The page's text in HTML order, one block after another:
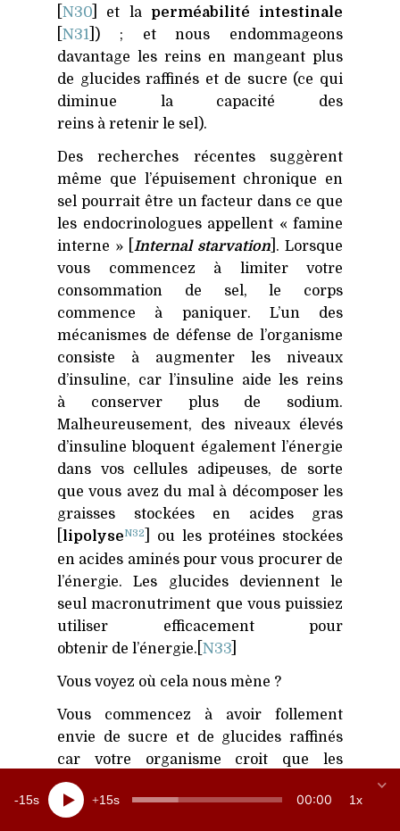
N30 ] et la perméabilité intestinale
N31 ]) ; et nous endommageons
davantage les reins en mangeant plus
de glucides raffinés et de sucre (ce qui
diminue la capacité des
reins à retenir le sel).
Des recherches récentes suggèrent
même que l’épuisement chronique en
sel pourrait être un facteur dans ce que
les endocrinologues appellent « famine
interne » [ Internal starvation ]. Lorsque
vous commencez à limiter votre
consommation de sel, le corps
commence à paniquer. L’un des
mécanismes de défense de l’organisme
consiste à augmenter les niveaux
d’insuline, car l’insuline aide les reins
à conserver plus de sodium.
Malheureusement, des niveaux élevés
d’insuline bloquent également l’énergie
dans vos cellules adipeuses, de sorte
que vous avez du mal à décomposer les
graisses stockées en acides gras
lipolyseN32
] ou les protéines stockées
en acides aminés pour vous procurer de
l’énergie. Les glucides deviennent le
seul macronutriment que vous puissiez
utiliser efficacement pour
obtenir de l’énergie.[ N33
Vous voyez où cela nous mène ?
Vous commencez à avoir follement
envie de sucre et de glucides raffinés
car votre organisme croit que les
glucides sont votre seule source
d’énergie viable. Et, comme on le sait
15 15 00:00 1x